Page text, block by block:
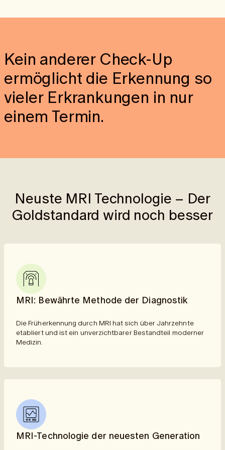
Untersuchungen erforderlich.
Kein anderer Check-Up
ermöglicht die Erkennung so
vieler Erkrankungen in nur
einem Termin.
Neuste MRI Technologie – Der
Goldstandard wird noch besser
MRI: Bewährte Methode der Diagnostik
Die Früherkennung durch MRI hat sich über Jahrzehnte
etabliert und ist ein unverzichtbarer Bestandteil moderner
Medizin.
MRI-Technologie der neuesten Generation